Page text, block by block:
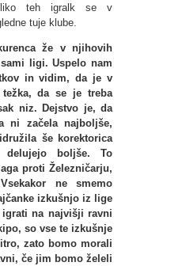
teh igralk se v
tuje klube.
že v njihovih
ligi. Uspelo nam
in vidim, da je v
da se je treba
niz. Dejstvo je, da
ni začela najboljše,
še korektorica
boljše. To
proti Železničarju,
ne smemo
izkušnjo iz lige
na najvišji ravni
so vse te izkušnje
zato bomo morali
če jim bomo želeli